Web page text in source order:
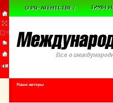
Наши авторы